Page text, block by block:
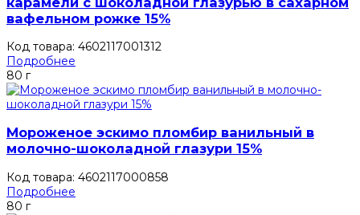
вафельном рожке 15%
Код товара: 4602117001312
Подробнее
80 г
Мороженое эскимо пломбир ванильный в
молочно-шоколадной глазури 15%
Код товара: 4602117000858
Подробнее
80 г